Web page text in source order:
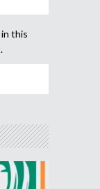
in this